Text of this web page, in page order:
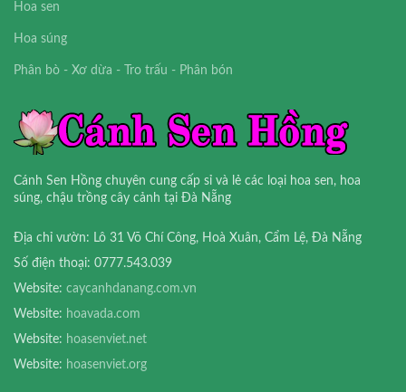
Hoa sen
Hoa súng
Phân bò - Xơ dừa - Tro trấu - Phân bón
Cánh Sen Hồng chuyên cung cấp sỉ và lẻ các loại hoa sen, hoa
súng, chậu trồng cây cảnh tại Đà Nẵng
Địa chỉ vườn: Lô 31 Võ Chí Công, Hoà Xuân, Cẩm Lệ, Đà Nẵng
Số điện thoại: 0777.543.039
Website: caycanhdanang.com.vn
Website: hoavada.com
Website: hoasenviet.net
Website: hoasenviet.org